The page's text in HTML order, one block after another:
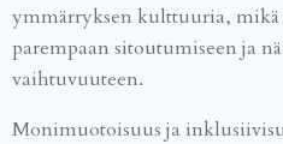
ymmärryksen kulttuuria,
parempaan sitoutumiseen ja
vaihtuvuuteen.
Monimuotoisuus ja